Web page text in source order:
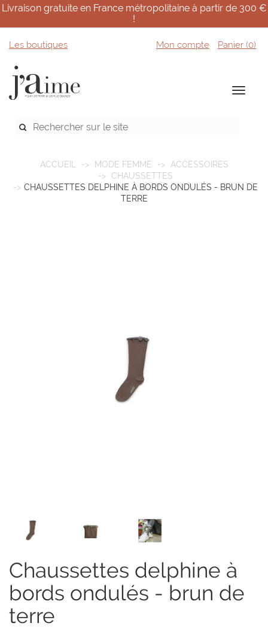
Livraison gratuite en France métropolitaine à partir de 300 €
!
Les boutiques Mon compte Panier (0)
ACCUEIL MODE FEMME
ACCESSOIRES
CHAUSSETTES
CHAUSSETTES DELPHINE À BORDS ONDULÉS - BRUN DE
TERRE
chaussettes delphine à
bords ondulés - brun de
terre